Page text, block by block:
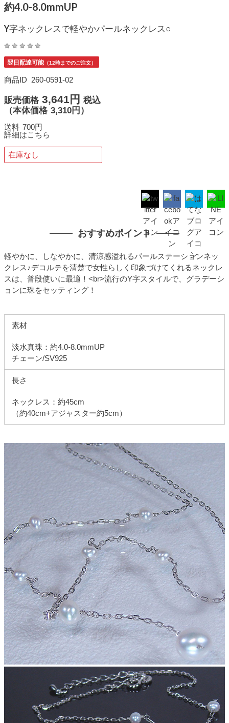
約4.0-8.0mmUP
Y字ネックレスで軽やかパールネックレス○
翌日配達可能（12時までのご注文）
商品ID 260-0591-02
販売価格 3,641円 税込
（本体価格 3,310円）
送料 700円
詳細はこちら
在庫なし
おすすめポイント
軽やかに、しなやかに、清涼感溢れるパールステーションネッ
クレス♪デコルテを清楚で女性らしく印象づけてくれるネックレ
スは、普段使いに最適！<br>流行のY字スタイルで、グラデーシ
ョンに珠をセッティング！
素材
淡水真珠：約4.0-8.0mmUP
チェーン/SV925
長さ
ネックレス：約45cm
（約40cm+アジャスター約5cm）